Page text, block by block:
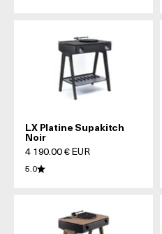
LX Platine Supakitch
Noir
Prix de vente
4 190.00 € EUR
5.0